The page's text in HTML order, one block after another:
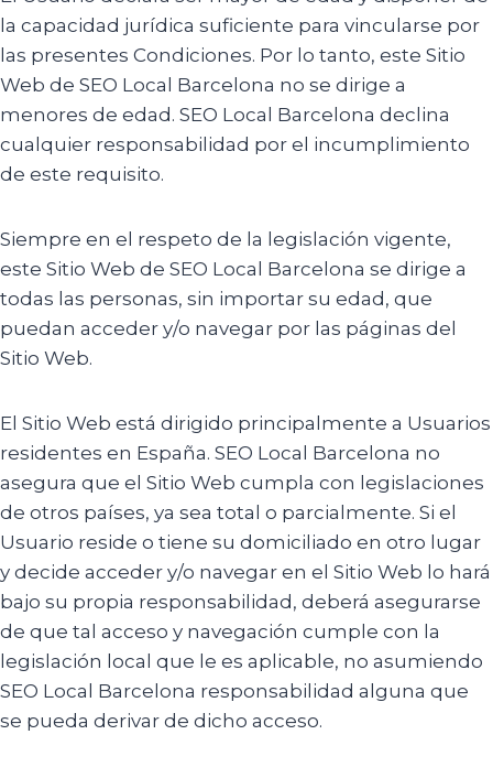
la capacidad jurídica suficiente para vincularse por
las presentes Condiciones. Por lo tanto, este Sitio
Web de SEO Local Barcelona no se dirige a
menores de edad. SEO Local Barcelona declina
cualquier responsabilidad por el incumplimiento
de este requisito.
Siempre en el respeto de la legislación vigente,
este Sitio Web de SEO Local Barcelona se dirige a
todas las personas, sin importar su edad, que
puedan acceder y/o navegar por las páginas del
Sitio Web.
El Sitio Web está dirigido principalmente a Usuarios
residentes en España. SEO Local Barcelona no
asegura que el Sitio Web cumpla con legislaciones
de otros países, ya sea total o parcialmente. Si el
Usuario reside o tiene su domiciliado en otro lugar
y decide acceder y/o navegar en el Sitio Web lo hará
bajo su propia responsabilidad, deberá asegurarse
de que tal acceso y navegación cumple con la
legislación local que le es aplicable, no asumiendo
SEO Local Barcelona responsabilidad alguna que
se pueda derivar de dicho acceso.